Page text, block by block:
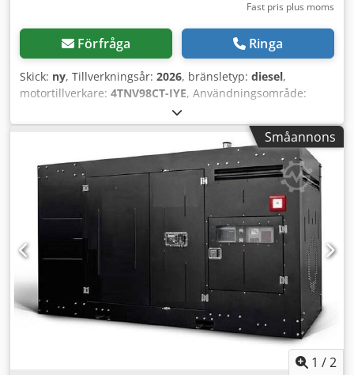
Fast pris plus moms
Förfråga Ringa
Skick: ny, Tillverkningsår: 2026, bränsletyp: diesel,
motortillverkare: 4TNV98CT-IYE, Användningsområde:
Byggindustri Tomvikt: 1 775 kg Generator effekt: 45 kVA
Lastutrymmets mått: 265 x 120 x 192 cm Dkedpfoznr E Ejx
Al Ner CE-märkning: ja Utsläppsnivå: Stage V / Tier IV final
Vattentankvolym: 210 l Kontakta DPX-teamet för mer
information. = Fler alternativ och tillbehör = - Batteri -
Styrpanel - Ståltak - Tankbil
Småannons
1 /2